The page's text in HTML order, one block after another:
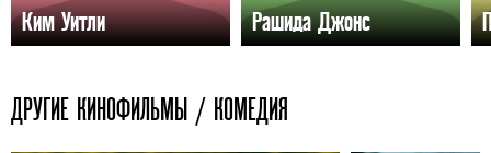
Ким Уитли Рашида Джонс
ДРУГИЕ КИНОФИЛЬМЫ / КОМЕДИЯ